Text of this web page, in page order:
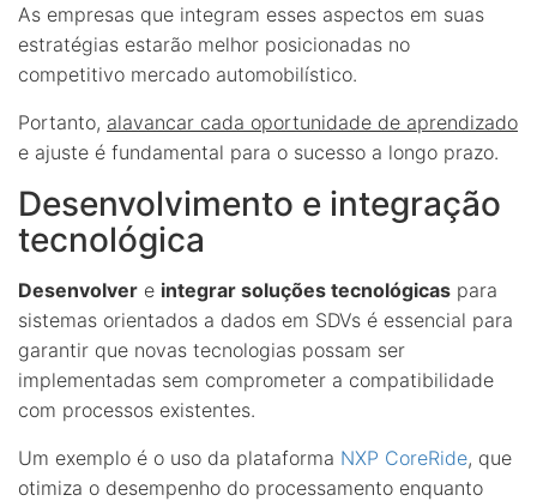
As empresas que integram esses aspectos em suas
estratégias estarão melhor posicionadas no
competitivo mercado automobilístico.
Portanto, alavancar cada oportunidade de aprendizado
e ajuste é fundamental para o sucesso a longo prazo.
Desenvolvimento e integração
tecnológica
Desenvolver e integrar soluções tecnológicas para
sistemas orientados a dados em SDVs é essencial para
garantir que novas tecnologias possam ser
implementadas sem comprometer a compatibilidade
com processos existentes.
Um exemplo é o uso da plataforma NXP CoreRide, que
otimiza o desempenho do processamento enquanto